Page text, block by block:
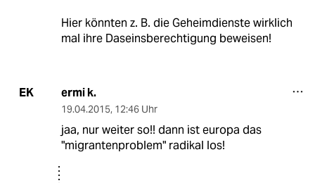
Hier könnten z. B. die Geheimdienste wirklich
mal ihre Daseinsberechtigung beweisen!
EK ermi k.
19.04.2015, 12:46 Uhr
jaa, nur weiter so!! dann ist europa das
"migrantenproblem" radikal los!